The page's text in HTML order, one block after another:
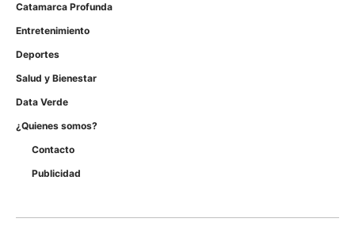
Catamarca Profunda
Entretenimiento
Deportes
Salud y Bienestar
Data Verde
¿Quienes somos?
Contacto
Publicidad